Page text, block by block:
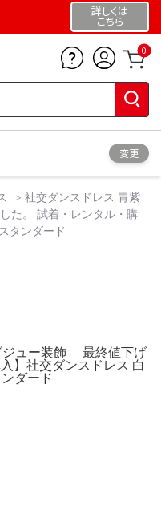
詳しくは
こちら
0
変更
社交ダンスドレス 青紫
た。 試着・レンタル・購
タンダード